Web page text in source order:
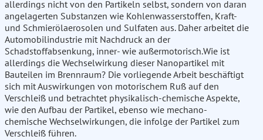
allerdings nicht von den Partikeln selbst, sondern von daran
angelagerten Substanzen wie Kohlenwasserstoffen, Kraft-
und Schmierölaerosolen und Sulfaten aus. Daher arbeitet die
Automobilindustrie mit Nachdruck an der
Schadstoffabsenkung, inner- wie außermotorisch.Wie ist
allerdings die Wechselwirkung dieser Nanopartikel mit
Bauteilen im Brennraum? Die vorliegende Arbeit beschäftigt
sich mit Auswirkungen von motorischem Ruß auf den
Verschleiß und betrachtet physikalisch-chemische Aspekte,
wie den Aufbau der Partikel, ebenso wie mechano-
chemische Wechselwirkungen, die infolge der Partikel zum
Verschleiß führen.